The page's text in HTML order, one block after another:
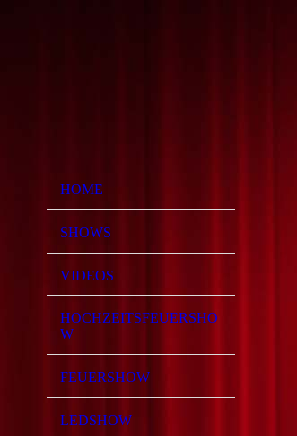
HOME
SHOWS
VIDEOS
HOCHZEITSFEUERSHO
W
FEUERSHOW
LEDSHOW